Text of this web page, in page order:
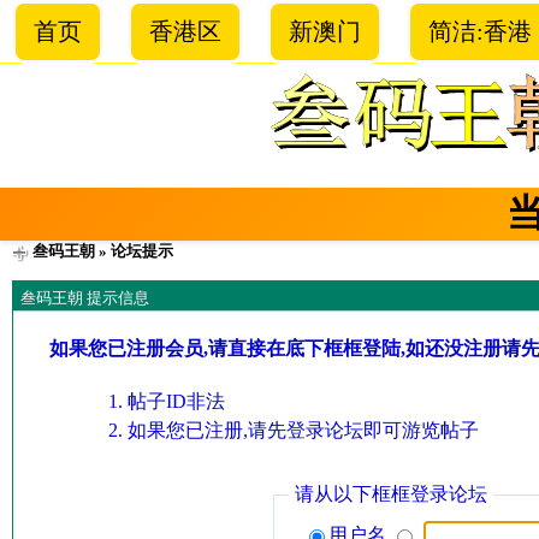
首页 香港区 新澳门 简洁:香港
叁码王朝 » 论坛提示
叁码王朝 提示信息
如果您已注册会员,请直接在底下框框登陆,如还没注册请
帖子ID非法
如果您已注册,请先登录论坛即可游览帖子
请从以下框框登录论坛
用户名